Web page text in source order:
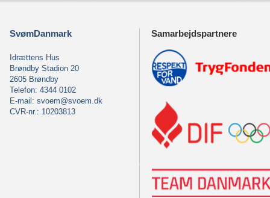
SvømDanmark
Idrættens Hus
Brøndby Stadion 20
2605 Brøndby
Telefon: 4344 0102
E-mail: svoem@svoem.dk
CVR-nr.: 10203813
Samarbejdspartnere